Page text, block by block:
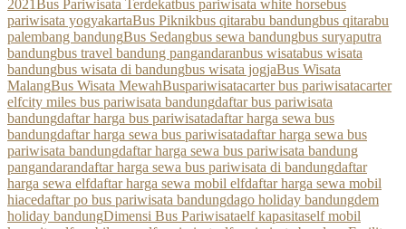
2021Bus Pariwisata Terdekatbus pariwisata white horsebus
pariwisata yogyakartaBus Piknikbus qitarabu bandungbus qitarabu
palembang bandungBus Sedangbus sewa bandungbus suryaputra
bandungbus travel bandung pangandaranbus wisatabus wisata
bandungbus wisata di bandungbus wisata jogjaBus Wisata
MalangBus Wisata MewahBuspariwisatacarter bus pariwisatacarter
elfcity miles bus pariwisata bandungdaftar bus pariwisata
bandungdaftar harga bus pariwisatadaftar harga sewa bus
bandungdaftar harga sewa bus pariwisatadaftar harga sewa bus
pariwisata bandungdaftar harga sewa bus pariwisata bandung
pangandarandaftar harga sewa bus pariwisata di bandungdaftar
harga sewa elfdaftar harga sewa mobil elfdaftar harga sewa mobil
hiacedaftar po bus pariwisata bandungdago holiday bandungdem
holiday bandungDimensi Bus Pariwisataelf kapasitaself mobil